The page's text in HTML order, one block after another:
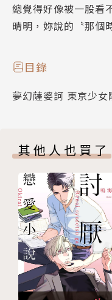
總覺得好像被一股看
晴明，妳說的〝那
目錄
夢幻薩婆訶 東京少女
其他人也買了